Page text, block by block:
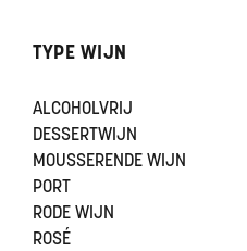
TYPE WIJN
ALCOHOLVRIJ
DESSERTWIJN
MOUSSERENDE WIJN
PORT
RODE WIJN
ROSÉ